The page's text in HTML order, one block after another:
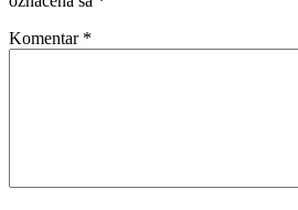
Komentar *